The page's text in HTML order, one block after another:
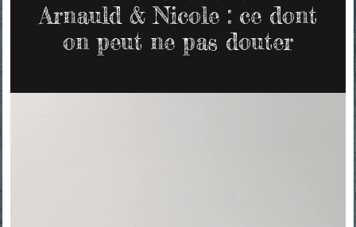
Arnauld & Nicole : ce dont
on peut ne pas douter